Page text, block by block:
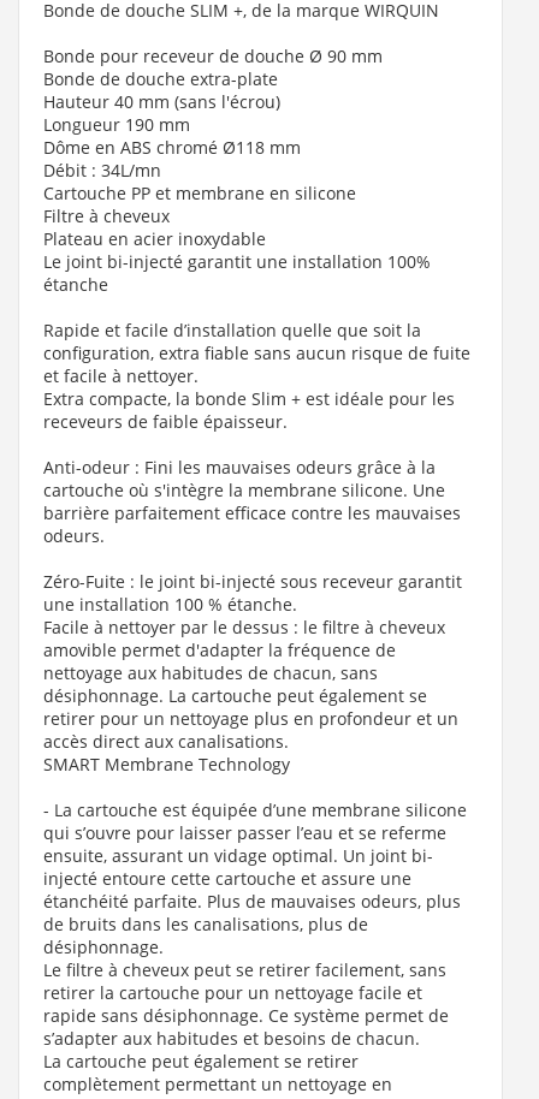
Bonde de douche SLIM +, de la marque WIRQUIN
Bonde pour receveur de douche Ø 90 mm
Bonde de douche extra-plate
Hauteur 40 mm (sans l'écrou)
Longueur 190 mm
Dôme en ABS chromé Ø118 mm
Débit : 34L/mn
Cartouche PP et membrane en silicone
Filtre à cheveux
Plateau en acier inoxydable
Le joint bi-injecté garantit une installation 100%
étanche
Rapide et facile d’installation quelle que soit la
configuration, extra fiable sans aucun risque de fuite
et facile à nettoyer.
Extra compacte, la bonde Slim + est idéale pour les
receveurs de faible épaisseur.
Anti-odeur : Fini les mauvaises odeurs grâce à la
cartouche où s'intègre la membrane silicone. Une
barrière parfaitement efficace contre les mauvaises
odeurs.
Zéro-Fuite : le joint bi-injecté sous receveur garantit
une installation 100 % étanche.
Facile à nettoyer par le dessus : le filtre à cheveux
amovible permet d'adapter la fréquence de
nettoyage aux habitudes de chacun, sans
désiphonnage. La cartouche peut également se
retirer pour un nettoyage plus en profondeur et un
accès direct aux canalisations.
SMART Membrane Technology
- La cartouche est équipée d’une membrane silicone
qui s’ouvre pour laisser passer l’eau et se referme
ensuite, assurant un vidage optimal. Un joint bi-
injecté entoure cette cartouche et assure une
étanchéité parfaite. Plus de mauvaises odeurs, plus
de bruits dans les canalisations, plus de
désiphonnage.
Le filtre à cheveux peut se retirer facilement, sans
retirer la cartouche pour un nettoyage facile et
rapide sans désiphonnage. Ce système permet de
s’adapter aux habitudes et besoins de chacun.
La cartouche peut également se retirer
complètement permettant un nettoyage en